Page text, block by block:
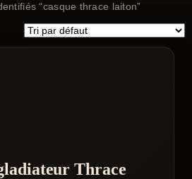
“casque thrace laiton”
Thrace